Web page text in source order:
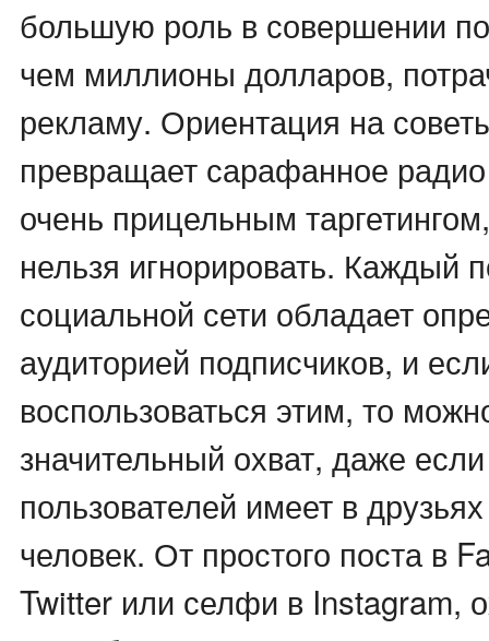
большую роль в совершении
чем миллионы долларов,
рекламу. Ориентация на
превращает сарафанное радио
очень прицельным
нельзя игнорировать. Каждый
социальной сети обладает
аудиторией подписчиков, и
воспользоваться этим, то
значительный охват, даже
пользователей имеет в
человек. От простого поста в
Twitter или селфи в Instagram,